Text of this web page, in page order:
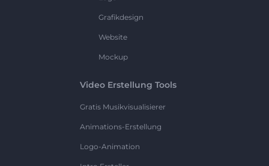
Grafikdesign
Website
Mockup
Video Erstellung Tools
Gratis Musikvisualisierer
Animations-Erstellung
Logo-Animation